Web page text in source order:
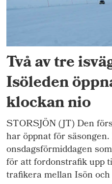
Två av tre
Isöleden
klockan nio
STORSJÖN (JT) Den
har öppnat för
onsdagsförmiddagen
för att fordonstrafik upp
trafikera mellan Isön